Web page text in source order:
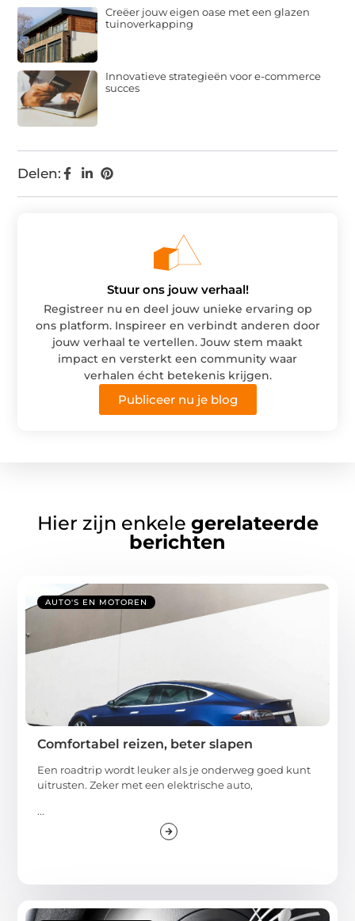
Delen:
Creëer jouw eigen oase met een glazen
tuinoverkapping
Innovatieve strategieën voor e-commerce
succes
Stuur ons jouw verhaal!
Registreer nu en deel jouw unieke ervaring op
ons platform. Inspireer en verbindt anderen door
jouw verhaal te vertellen. Jouw stem maakt
impact en versterkt een community waar
verhalen écht betekenis krijgen.
Publiceer nu je blog
Hier zijn enkele gerelateerde
berichten
AUTO'S EN MOTOREN
Comfortabel reizen, beter slapen
Een roadtrip wordt leuker als je onderweg goed kunt
uitrusten. Zeker met een elektrische auto,
...